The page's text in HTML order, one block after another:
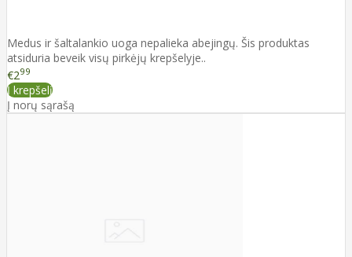
Medus ir šaltalankio uoga nepalieka abejingų. Šis produktas
atsiduria beveik visų pirkėjų krepšelyje..
€299
Į krepšelį
Į norų sąrašą